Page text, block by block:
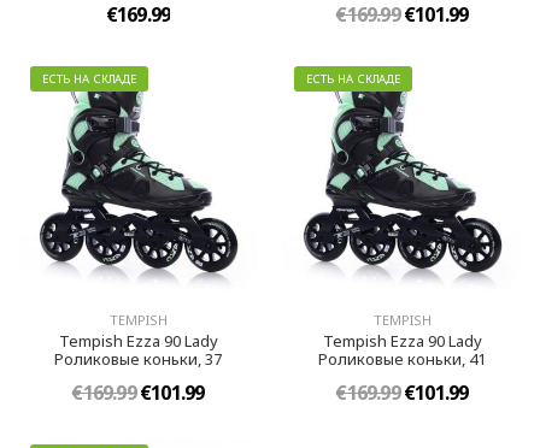
€169.99 €169.99€101.99
ЕСТЬ НА СКЛАДЕ
TEMPISH
Tempish Ezza 90 Lady
Роликовые коньки, 37
€169.99€101.99
ЕСТЬ НА СКЛАДЕ
TEMPISH
Tempish Ezza 90 Lady
Роликовые коньки, 41
€169.99€101.99